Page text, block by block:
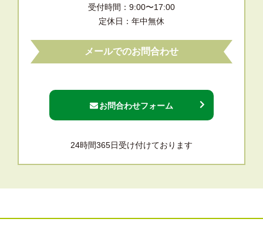
受付時間：9:00〜17:00
定休日：年中無休
メールでのお問合わせ
お問合わせフォーム
24時間365日受け付けております